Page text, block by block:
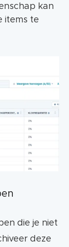
kan
items te
die je niet
deze